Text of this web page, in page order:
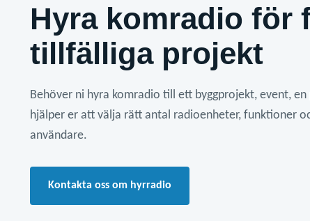
Hyra komradio för
tillfälliga projekt
Behöver ni hyra komradio till ett byggprojekt, event,
hjälper er att välja rätt antal radioenheter, funktioner
användare.
Kontakta oss om hyrradio